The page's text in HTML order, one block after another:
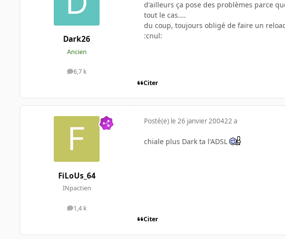
Dark26
Ancien
6,7 k
messages
d'ailleurs ça pose des problèmes parce
tout le cas....
du coup, toujours obligé de faire un
:cnul:
Citer
FiLoUs_64
INpactien
1,4 k
messages
Posté(e) le 26 janvier 200422 a
chiale plus Dark ta l'ADSL
Citer